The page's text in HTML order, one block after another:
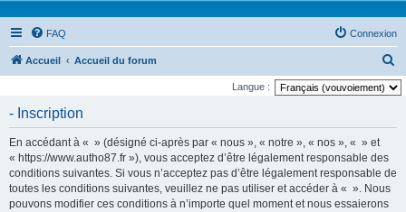
FAQ Connexion
Accueil Accueil du forum
e
Langue :
- Inscription
En accédant à « » (désigné ci-après par « nous », « notre », « nos », « » et
« https://www.autho87.fr »), vous acceptez d’être légalement responsable des
conditions suivantes. Si vous n’acceptez pas d’être légalement responsable de
toutes les conditions suivantes, veuillez ne pas utiliser et accéder à « ». Nous
pouvons modifier ces conditions à n’importe quel moment et nous essaierons